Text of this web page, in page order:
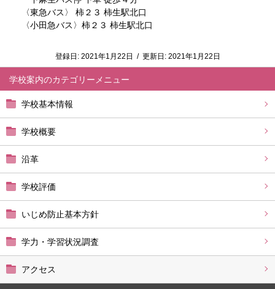
学校案内
学校基本情報
学校概要
沿革
学校評価
いじめ防止基本方針
学力・学習状況調査
アクセス
〈東急バス〉 柿２３ 柿生駅北口
〈小田急バス〉柿２３ 柿生駅北口
登録日: 2021年1月22日 / 更新日: 2021年1月22日